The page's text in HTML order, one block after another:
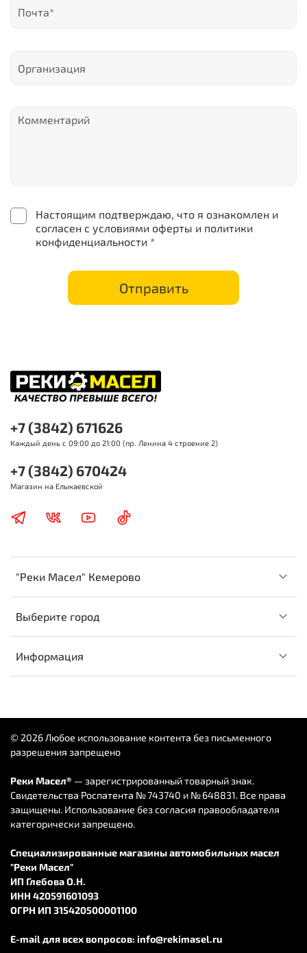
Настоящим подтверждаю, что я ознакомлен и
согласен с условиями оферты и политики
конфиденциальности *
Отправить
"Реки Масел" Кемерово
Выберите город
Информация
+7 (3842) 671626
Каждый день с 09:00 до 21:00 (пр. Ленина 4 строение 2)
+7 (3842) 670424
Магазин на Елыкаевской
© 2026 Любое использование контента без письменного
разрешения запрещено
Реки Масел® — зарегистрированный товарный знак.
Свидетельства Роспатента № 743740 и № 648831. Все права
защищены. Использование без согласия правообладателя
категорически запрещено.
Специализированные магазины автомобильных масел
"Реки Масел"
ИП Глебова О.Н.
ИНН 420591601093
ОГРН ИП 315420500001100
E-mail для всех вопросов: info@rekimasel.ru